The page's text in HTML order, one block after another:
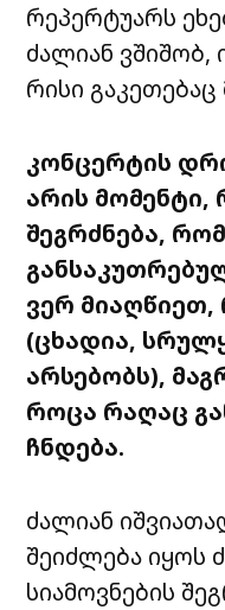
რეპერტუარს
ძალიან ვშიშობ,
რისი გაკეთებაც
კონცერტის
არის მომენტი,
შეგრძნება,
ვერ მიაღწიეთ,
(ცხადია,
არსებობს),
როცა რაღაც
ჩნდება.
ძალიან
შეიძლება იყოს
სიამოვნების